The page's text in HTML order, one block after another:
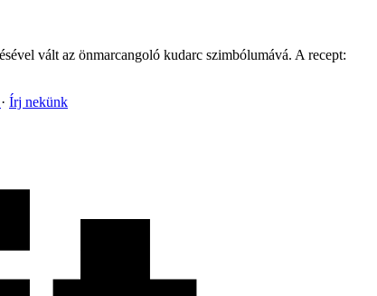
vált az önmarcangoló kudarc szimbólumává. A recept:
Írj nekünk